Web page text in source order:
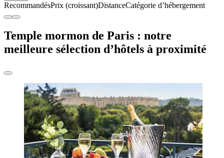
RecommandésPrix (croissant)DistanceCatégorie d’hébergement
Temple mormon de Paris : notre
meilleure sélection d’hôtels à proximité